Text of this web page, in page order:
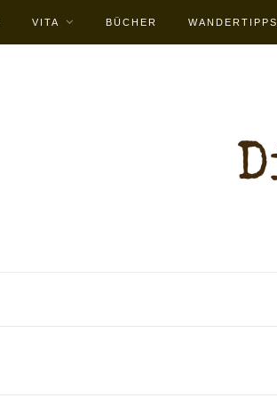
VITA BÜCHER WANDERTIPPS